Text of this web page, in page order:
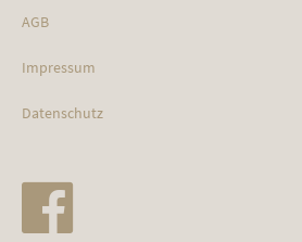
AGB
Impressum
Datenschutz